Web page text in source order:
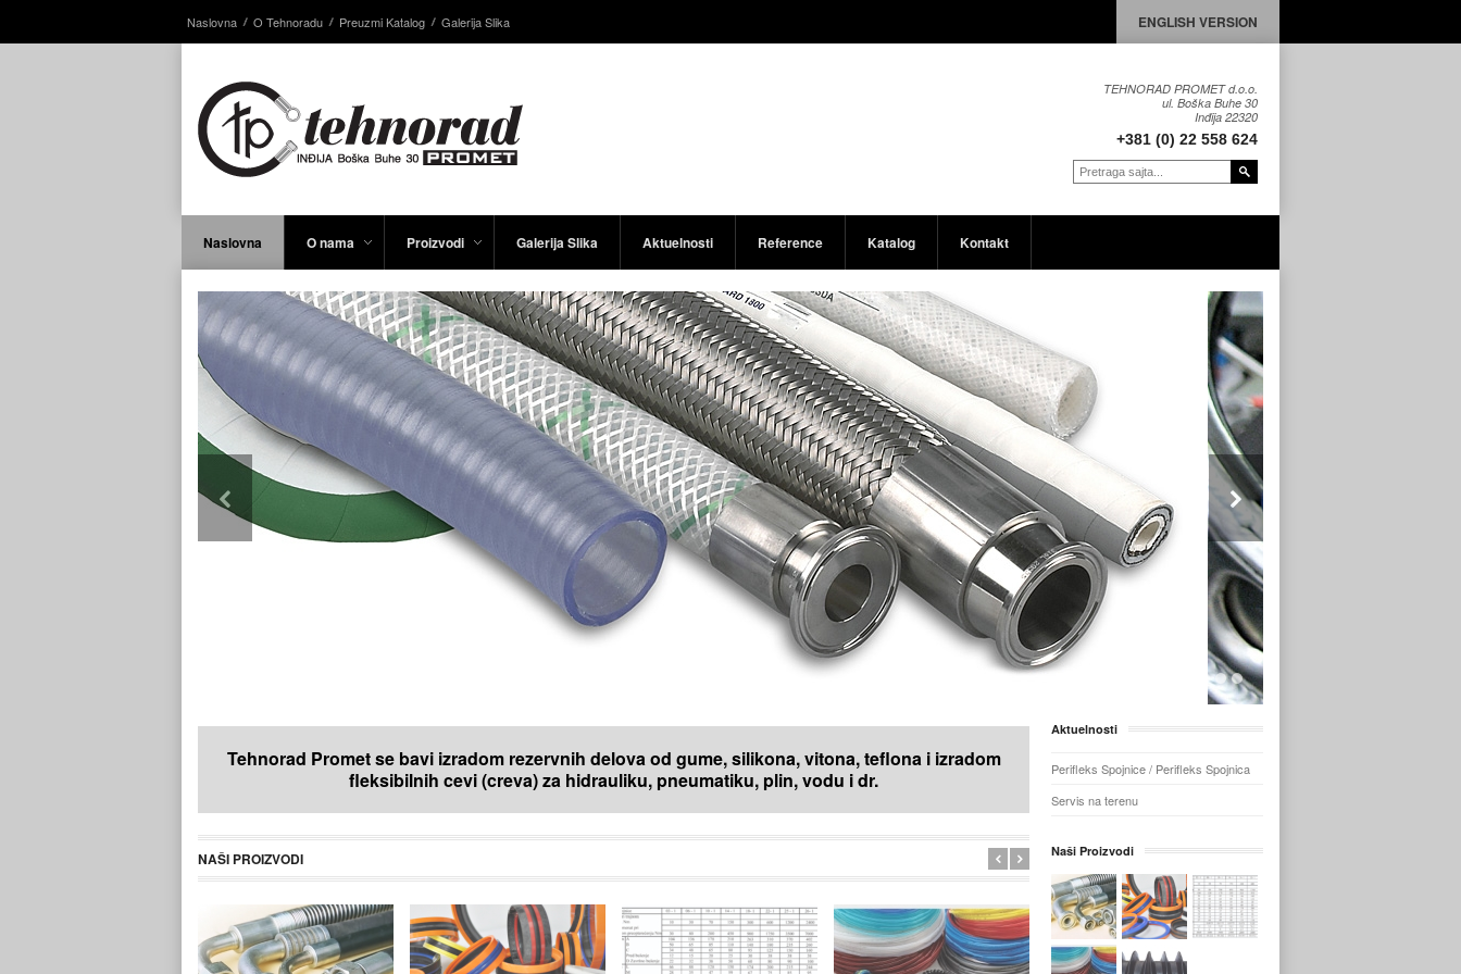
ENGLISH VERSION
Naslovna O Tehnoradu Preuzmi Katalog Galerija Slika
TEHNORAD PROMET d.o.o.
ul. Boška Buhe 30
Inđija 22320
+381 (0) 22 558 624
Naslovna O nama Proizvodi Galerija Slika Aktuelnosti Reference Katalog Kontakt
Tehnorad Promet se bavi izradom rezervnih delova od gume, silikona, vitona, teflona i izradom
fleksibilnih cevi (creva) za hidrauliku, pneumatiku, plin, vodu i dr.
NAŠI PROIZVODI
Aktuelnosti
Perifleks Spojnice / Perifleks Spojnica
Servis na terenu
Naši Proizvodi